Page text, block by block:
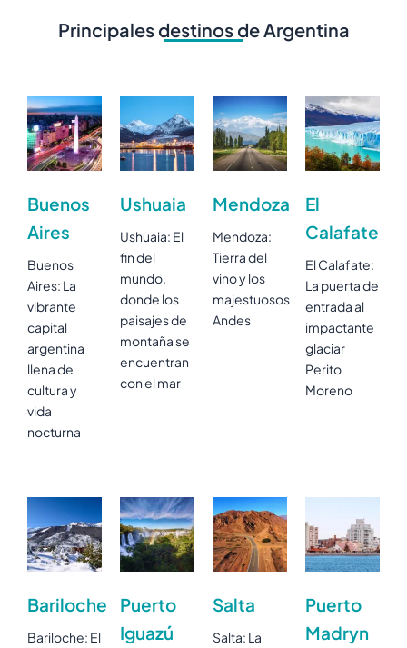
Principales destinos de Argentina
Buenos
Aires
Buenos
Aires: La
vibrante
capital
argentina
llena de
cultura y
vida
nocturna
Ushuaia
Ushuaia: El
fin del
mundo,
donde los
paisajes de
montaña se
encuentran
con el mar
Mendoza
Mendoza:
Tierra del
vino y los
majestuosos
Andes
El
Calafate
El Calafate:
La puerta de
entrada al
impactante
glaciar
Perito
Moreno
Bariloche
Bariloche: El
Puerto
Iguazú
Salta
Salta: La
Puerto
Madryn